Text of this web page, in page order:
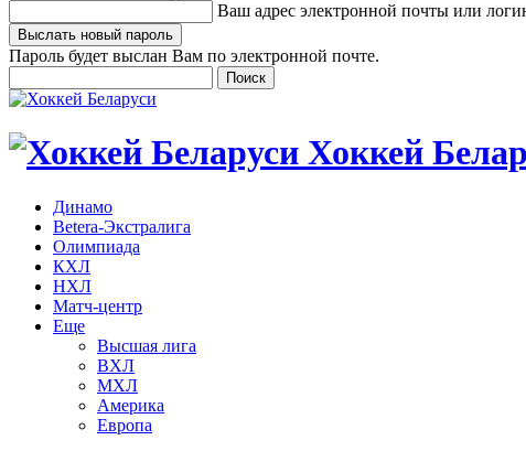
Ваш адрес электронной почты или
Пароль будет выслан Вам по электронной почте.
Хоккей
Динамо
Betera-Экстралига
Олимпиада
КХЛ
НХЛ
Матч-центр
Еще
Высшая лига
ВХЛ
МХЛ
Америка
Европа